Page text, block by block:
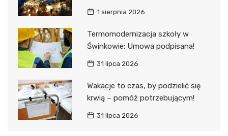
1 sierpnia 2026
Termomodernizacja szkoły w
Świnkowie: Umowa podpisana!
31 lipca 2026
Wakacje to czas, by podzielić się
krwią – pomóż potrzebującym!
31 lipca 2026